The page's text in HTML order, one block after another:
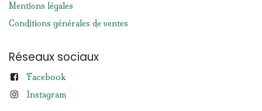
Mentions légales
Conditions générales de ventes
Réseaux sociaux
Facebook
Instagram